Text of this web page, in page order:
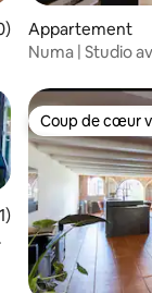
moyenne sur la
Appartement
Numa | Studio
moyenne sur la
Coup de cœur
Coup de cœur